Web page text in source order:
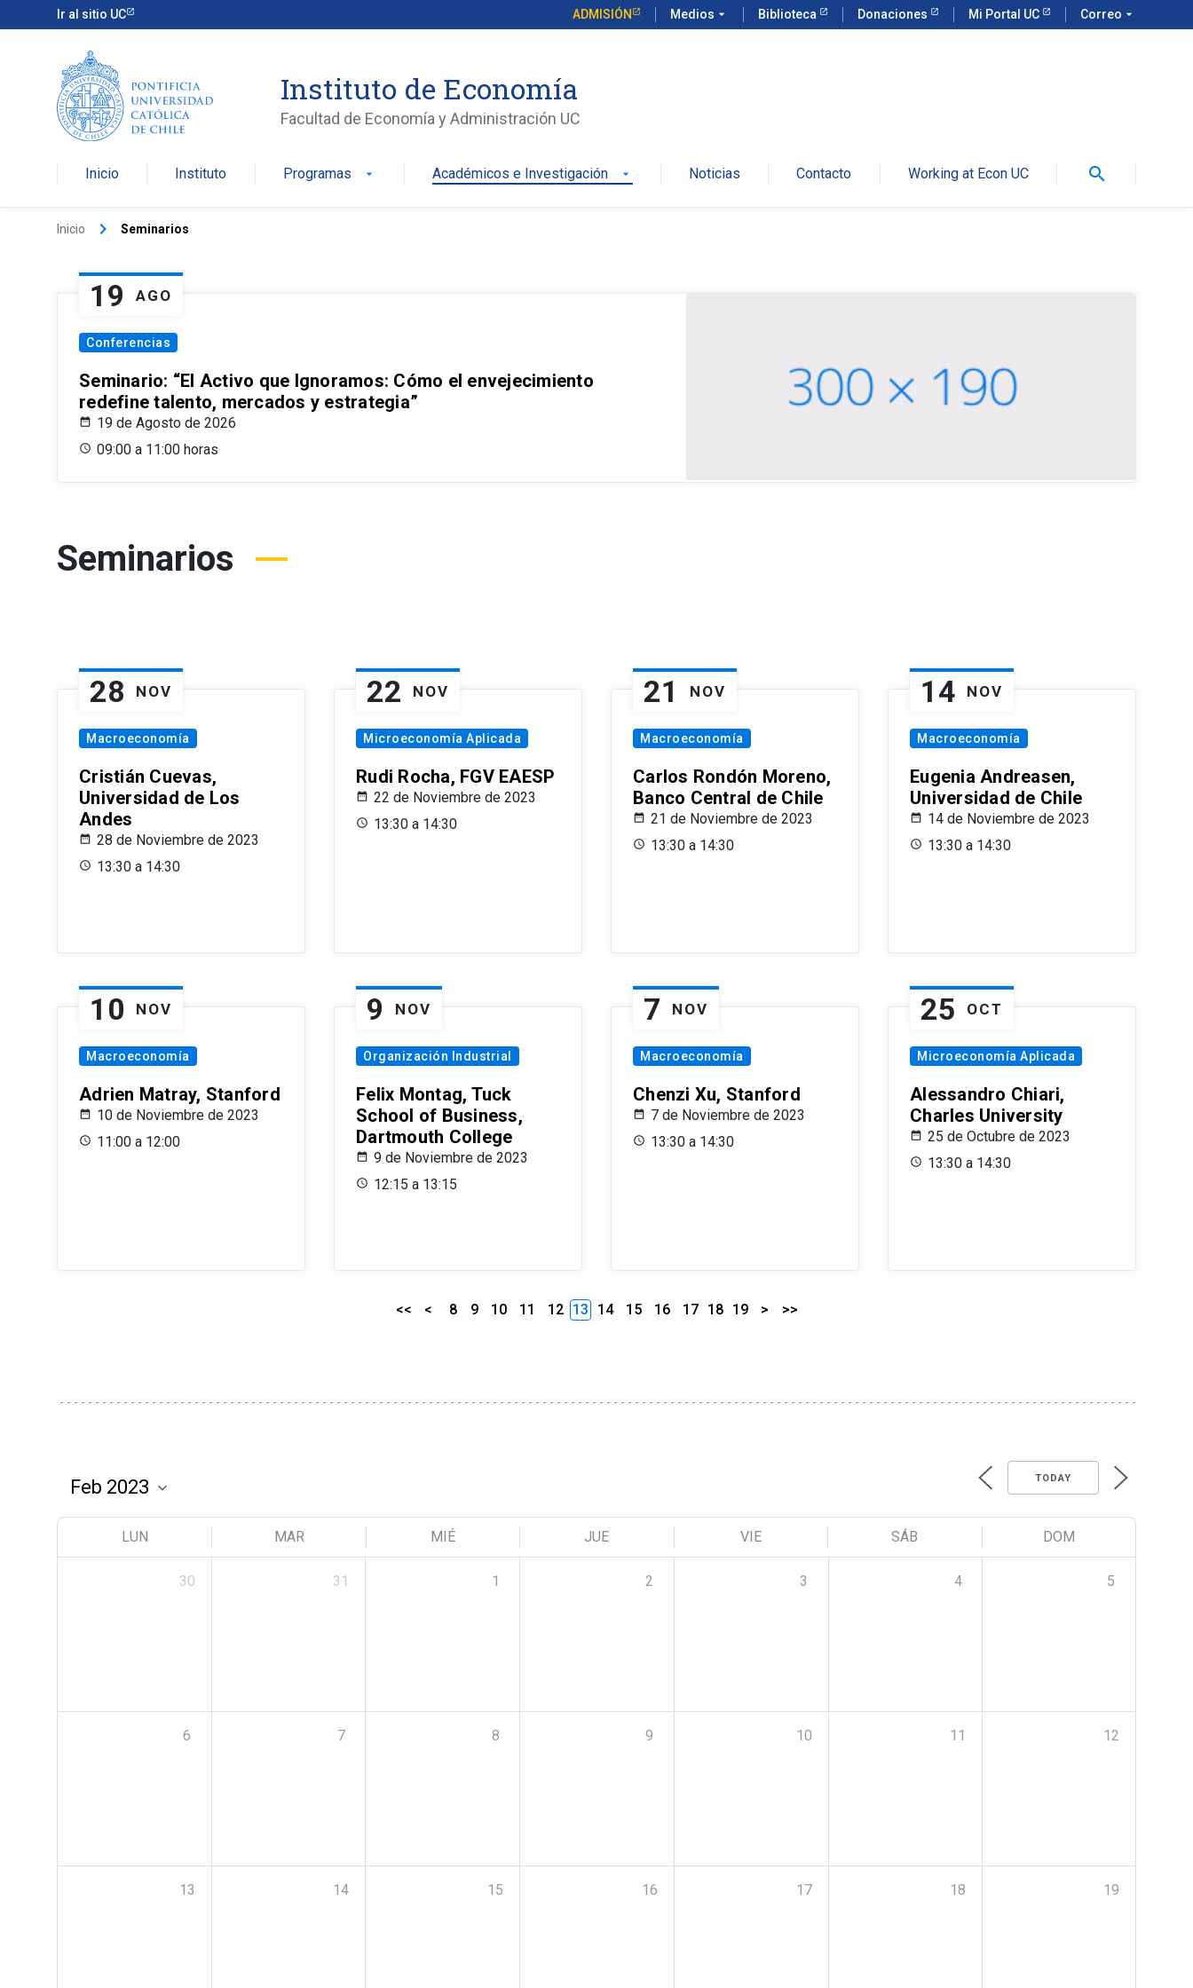
Ir al sitio UC ADMISIÓN Medios arrow_drop_down Biblioteca Donaciones Mi Portal UC Correo arrow_drop_down
Instituto de Economía
Facultad de Economía y Administración UC
Inicio Instituto Programas arrow_drop_down Académicos e Investigación arrow_drop_down Noticias Contacto Working at Econ UC search
Inicio keyboard_arrow_right Seminarios
19 AGO
Conferencias
Seminario: “El Activo que Ignoramos: Cómo el envejecimiento
redefine talento, mercados y estrategia”
19 de Agosto de 2026
09:00 a 11:00 horas
Seminarios
28 NOV
Macroeconomía
Cristián Cuevas,
Universidad de Los
Andes
28 de Noviembre de 2023
13:30 a 14:30
22 NOV
Microeconomía Aplicada
Rudi Rocha, FGV EAESP
22 de Noviembre de 2023
13:30 a 14:30
21 NOV
Macroeconomía
Carlos Rondón Moreno,
Banco Central de Chile
21 de Noviembre de 2023
13:30 a 14:30
14 NOV
Macroeconomía
Eugenia Andreasen,
Universidad de Chile
14 de Noviembre de 2023
13:30 a 14:30
10 NOV
Macroeconomía
Adrien Matray, Stanford
10 de Noviembre de 2023
11:00 a 12:00
9 NOV
Organización Industrial
Felix Montag, Tuck
School of Business,
Dartmouth College
9 de Noviembre de 2023
12:15 a 13:15
7 NOV
Macroeconomía
Chenzi Xu, Stanford
7 de Noviembre de 2023
13:30 a 14:30
25 OCT
Microeconomía Aplicada
Alessandro Chiari,
Charles University
25 de Octubre de 2023
13:30 a 14:30
<< < 8 9 10 11 12 13 14 15 16 17 18 19 > >>
TODAY
LUN MAR MIÉ JUE VIE SÁB DOM
30 31 1 2 3 4 5
6 7 8 9 10 11 12
13 14 15 16 17 18 19